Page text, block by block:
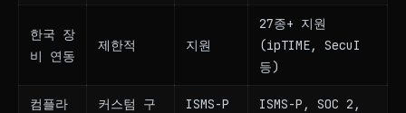
한국 장
비 연동
제한적 지원
27종+ 지원
(ipTIME, SecuI
등)
컴플라
커스텀 구
ISMS-P
ISMS-P, SOC 2,